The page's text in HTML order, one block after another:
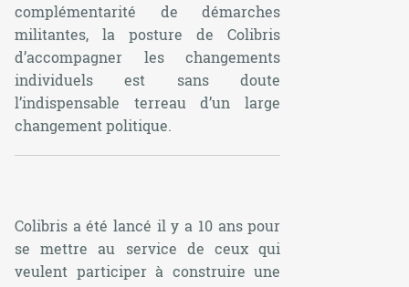
complémentarité de démarches
militantes, la posture de Colibris
d’accompagner les changements
individuels est sans doute
l’indispensable terreau d’un large
changement politique.
Colibris a été lancé il y a 10 ans pour
se mettre au service de ceux qui
veulent participer à construire une